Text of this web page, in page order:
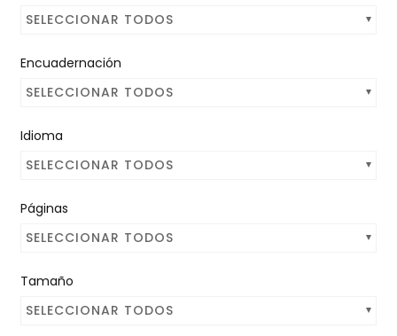
SELECCIONAR TODOS
Encuadernación
SELECCIONAR TODOS
Idioma
SELECCIONAR TODOS
Páginas
SELECCIONAR TODOS
Tamaño
SELECCIONAR TODOS